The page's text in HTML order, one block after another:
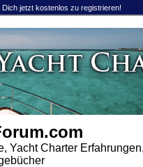
jetzt kostenlos zu registrieren!
Yacht Charter